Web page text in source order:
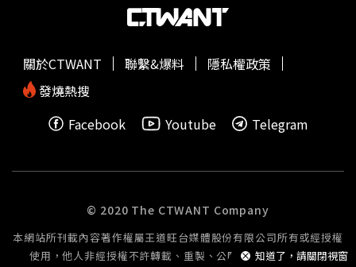
當罕見。近年來未曾發生類似情形，因此此案也成為上市櫃
公司首宗因內部作業因素導致股利延遲發放的案例。證期局
完成現金股利發放。由於緯創已在法定期限內完成發放，因
此並未違反相關規範。不過，仍有股東反映，公司兩度發布
誤，進而影響投資人資金規劃與市場資訊判斷。對此，金管
次受影響股東約40萬人，主管機關也要求相關單位儘速完成
調查。此外，證期局表示，目前國內採自辦股務的上市櫃公
司數量不多，單一企業約4家，若連同企業集團計算約有10
家。緯創即屬少數自辦股務企業之一。若此次調查結果顯示
知道了，請關閉視窗
關於CTWANT 聯繫&爆料
隱私權政策
發燒熱搜
Facebook
Youtube Telegram
© 2020 The CTWANT Company
本網站所刊載內容著作權屬王道旺台媒體股份有限公司所有或經授權
使用，他人非經授權不許轉載、重製、公開播送或公開傳輸。